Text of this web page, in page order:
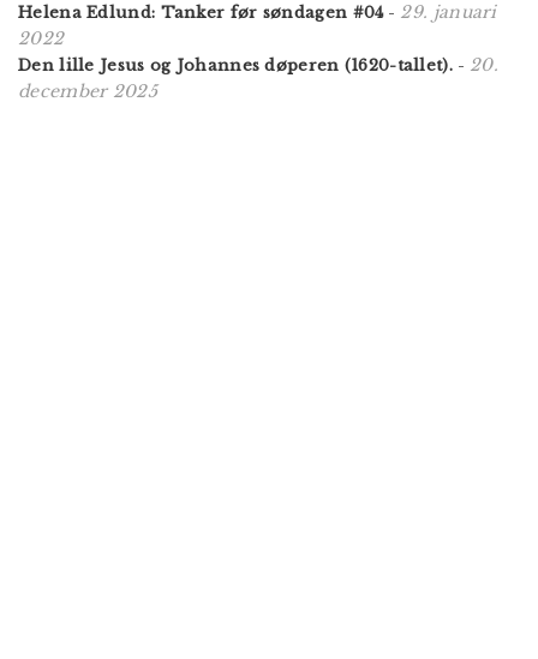
Helena Edlund: Tanker før søndagen #04- 29. januari
2022
Den lille Jesus og Johannes døperen (1620-tallet). - 20.
december 2025